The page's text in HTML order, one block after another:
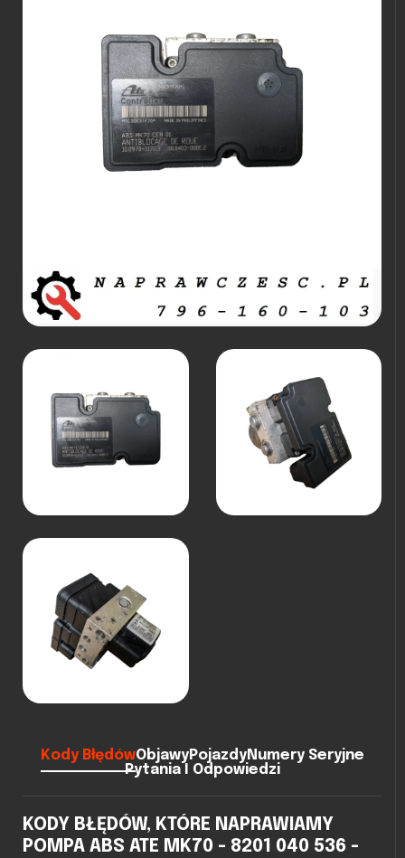
Kody BłędówObjawyPojazdyNumery Seryjne
Pytania I Odpowiedzi
KODY BŁĘDÓW, KTÓRE NAPRAWIAMY
POMPA ABS ATE MK70 - 8201 040 536 -